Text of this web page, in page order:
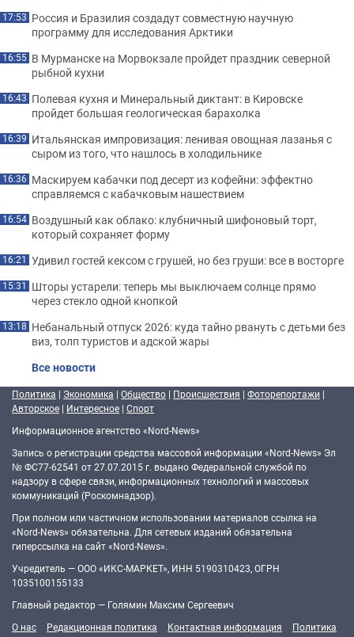
17:53 Россия и Бразилия создадут совместную научную
программу для исследования Арктики
16:55 В Мурманске на Морвокзале пройдет праздник северной
рыбной кухни
16:43 Полевая кухня и Минеральный диктант: в Кировске
пройдет большая геологическая барахолка
16:39 Итальянская импровизация: ленивая овощная лазанья с
сыром из того, что нашлось в холодильнике
16:36 Маскируем кабачки под десерт из кофейни: эффектно
справляемся с кабачковым нашествием
16:54 Воздушный как облако: клубничный шифоновый торт,
который сохраняет форму
16:21 Удивил гостей кексом с грушей, но без груши: все в восторге
15:31 Шторы устарели: теперь мы выключаем солнце прямо
через стекло одной кнопкой
13:18 Небанальный отпуск 2026: куда тайно рвануть с детьми без
виз, толп туристов и адской жары
Все новости
Политика | Экономика | Общество | Происшествия | Фоторепортажи |
Авторское | Интересное | Спорт
Информационное агентство «Nord-News»
Запись о регистрации средства массовой информации «Nord-News» Эл
№ ФС77-62541 от 27.07.2015 г. выдано Федеральной службой по
надзору в сфере связи, информационных технологий и массовых
коммуникаций (Роскомнадзор).
При полном или частичном использовании материалов ссылка на
«Nord-News» обязательна. Для сетевых изданий обязательна
гиперссылка на сайт «Nord-News».
Учредитель — ООО «ИКС-МАРКЕТ», ИНН 5190310423, ОГРН
1035100155133
Главный редактор — Голямин Максим Сергеевич
О нас
Редакционная политика Контактная информация
Политика